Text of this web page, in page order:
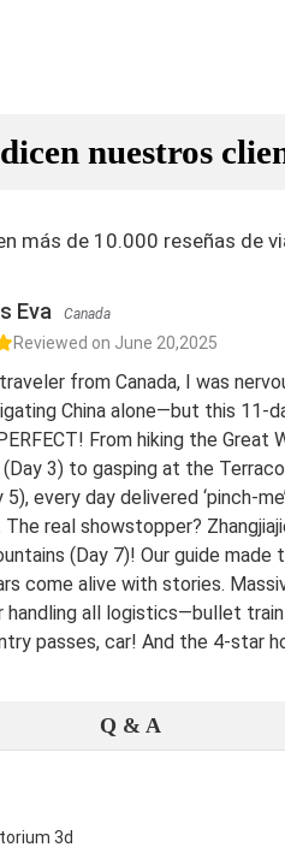
nuestros
más de 10.000 reseñas de
Eva Canada
Reviewed on June 20,2025
from Canada, I was
China alone—but this 11-
From hiking the Great
(Day 3) to gasping at the
5), every day delivered ‘pinch-
real showstopper?
(Day 7)! Our guide made
come alive with stories.
handling all logistics—bullet train
passes, car! And the 4-star
June 02,2025
Q & A
3d